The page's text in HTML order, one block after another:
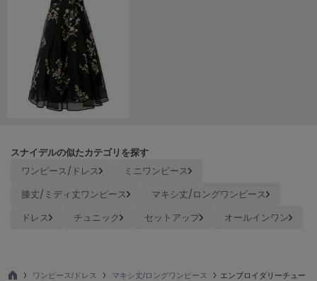
Sneakers by emmi
スニーカーズ バイ エミ
Snow Peak
スノーピーク
SNIDEL HOME
SOFER
ソフェル
スナイデルの似たカテゴリを探す
ワンピース/ドレス
ミニワンピース
膝丈/ミディ丈ワンピース
マキシ丈/ロングワンピース
ドレス
チュニック セットアップ オールインワン
ワンピース/ドレス マキシ丈/ロングワンピース
エンブロイダリーチュー